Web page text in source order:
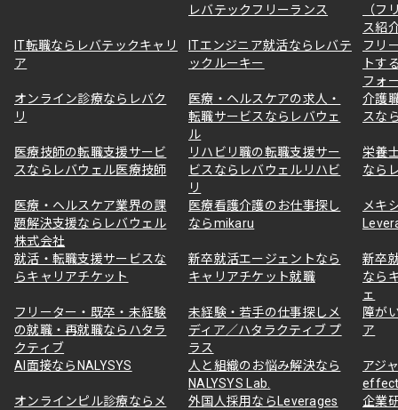
レバテックフリーランス
（フ
ス紹
IT転職ならレバテックキャリ
ア
ITエンジニア就活ならレバテ
ックルーキー
フリ
トす
フォ
オンライン診療ならレバク
リ
医療・ヘルスケアの求人・
転職サービスならレバウェ
ル
介護
スな
医療技師の転職支援サービ
スならレバウェル医療技師
リハビリ職の転職支援サー
ビスならレバウェルリハビ
リ
栄養
なら
医療・ヘルスケア業界の課
題解決支援ならレバウェル
株式会社
医療看護介護のお仕事探し
ならmikaru
メキ
就活・転職支援サービスな
らキャリアチケット
新卒就活エージェントなら
キャリアチケット就職
新卒
なら
ェ
フリーター・既卒・未経験
の就職・再就職ならハタラ
クティブ
未経験・若手の仕事探しメ
ディア／ハタラクティブ プ
ラス
障が
ア
AI面接ならNALYSYS
人と組織のお悩み解決なら
NALYSYS Lab.
アジ
オンラインピル診療ならメ
外国人採用ならLeverages
企業